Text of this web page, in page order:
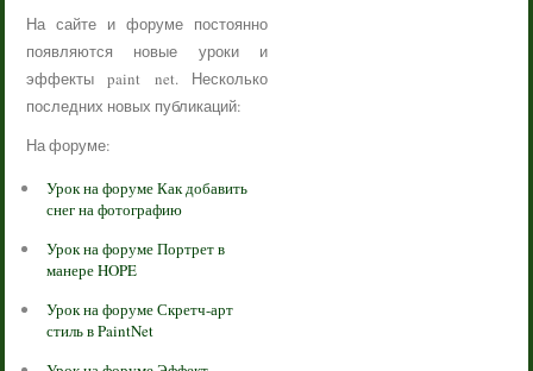
На сайте и форуме постоянно
появляются новые уроки и
эффекты paint net. Несколько
последних новых публикаций:
На форуме:
Урок на форуме Как добавить
снег на фотографию
Урок на форуме Портрет в
манере HOPE
Урок на форуме Скретч-арт
стиль в PaintNet